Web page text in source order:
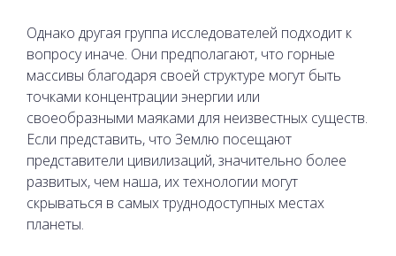
Однако другая группа исследователей подходит к
вопросу иначе. Они предполагают, что горные
массивы благодаря своей структуре могут быть
точками концентрации энергии или
своеобразными маяками для неизвестных существ.
Если представить, что Землю посещают
представители цивилизаций, значительно более
развитых, чем наша, их технологии могут
скрываться в самых труднодоступных местах
планеты.